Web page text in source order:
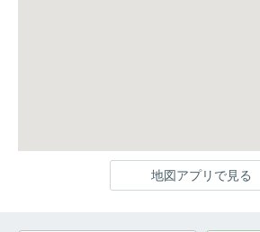
地図アプリで見る